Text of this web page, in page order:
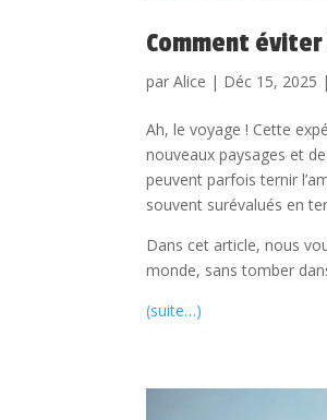
Comment
parAlice | Déc 15, 2025
Ah, le voyage ! Cette
nouveaux paysages et
peuvent parfois ternir
souvent surévalués en
Dans cet article, nous
monde, sans tomber
(suite…)